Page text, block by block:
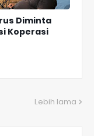
Diminta
Koperasi
Lebih lama